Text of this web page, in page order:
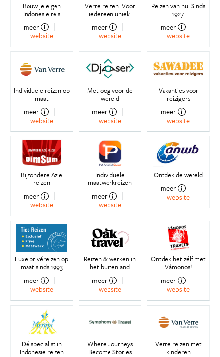
Bouw je eigen
Indonesië reis
meer
website
Verre reizen. Voor
iedereen uniek.
meer
website
Reizen van nu. Sinds
1927.
meer
website
Individuele reizen op
maat
meer
website
Met oog voor de
wereld
meer
website
Vakanties voor
reizigers
meer
website
Bijzondere Azië
reizen
meer
website
Individuele
maatwerkreizen
meer
website
Ontdek de wereld
meer
website
Luxe privéreizen op
maat sinds 1993
meer
website
Reizen & werken in
het buitenland
meer
website
Ontdek het zélf met
Vámonos!
meer
website
Dé specialist in
Indonesië reizen
Where Journeys
Become Stories
Verre reizen met
kinderen